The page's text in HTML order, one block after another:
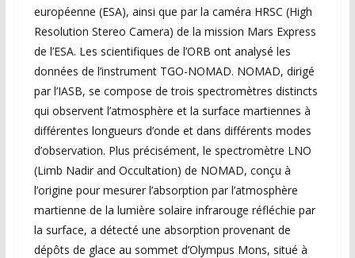
européenne (ESA), ainsi que par la caméra HRSC (High
Resolution Stereo Camera) de la mission Mars Express
de l’ESA. Les scientifiques de l’ORB ont analysé les
données de l’instrument TGO-NOMAD. NOMAD, dirigé
par l’IASB, se compose de trois spectromètres distincts
qui observent l’atmosphère et la surface martiennes à
différentes longueurs d’onde et dans différents modes
d’observation. Plus précisément, le spectromètre LNO
(Limb Nadir and Occultation) de NOMAD, conçu à
l’origine pour mesurer l’absorption par l’atmosphère
martienne de la lumière solaire infrarouge réfléchie par
la surface, a détecté une absorption provenant de
dépôts de glace au sommet d’Olympus Mons, situé à